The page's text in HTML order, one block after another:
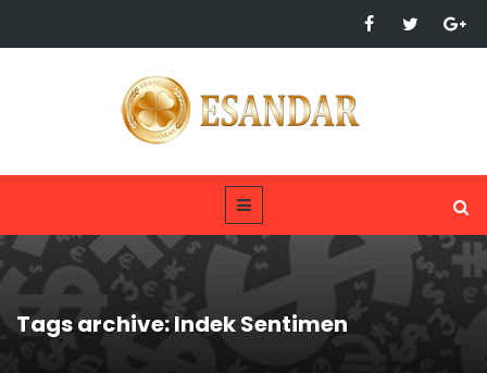
Tags archive: Indek Sentimen